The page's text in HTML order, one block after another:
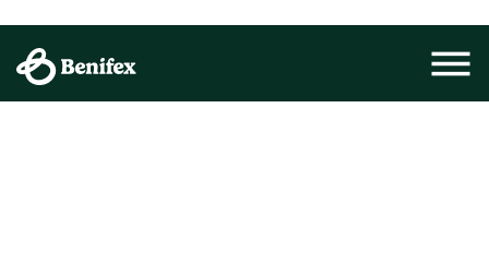
Featured